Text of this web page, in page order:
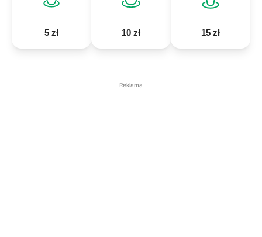
5 zł 10 zł 15 zł
Reklama